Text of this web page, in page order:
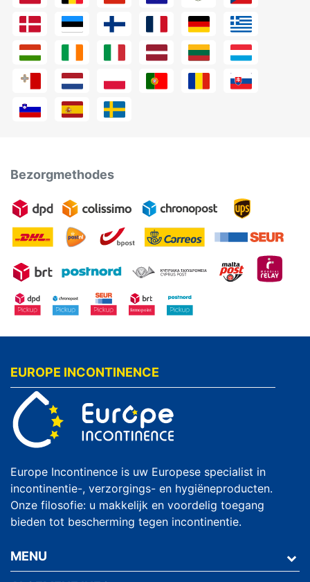
Bezorgmethodes
EUROPE INCONTINENCE
Europe Incontinence is uw Europese specialist in
incontinentie-, verzorgings- en hygiëneproducten.
Onze filosofie: u makkelijk en voordelig toegang
bieden tot bescherming tegen incontinentie.
MENU